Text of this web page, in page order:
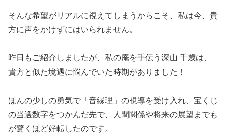
そんな希望がリアルに視えてしまうからこそ、私は今、貴
方に声をかけずにはいられません。
昨日もご紹介しましたが、私の庵を手伝う深山 千歳は、
貴方と似た境遇に悩んでいた時期がありました！
ほんの少しの勇気で「音縁理」の視導を受け入れ、宝くじ
の当選数字をつかんだ先で、人間関係や将来の展望までも
が驚くほど好転したのです。